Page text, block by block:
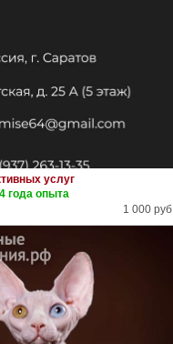
услуг
4 года опыта
1 000 руб